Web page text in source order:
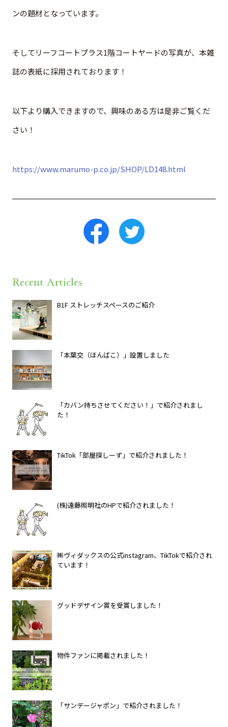
ンの題材となっています。
そしてリーフコートプラス1階コートヤードの写真が、本雑
誌の表紙に採用されております！
以下より購入できますので、興味のある方は是非ご覧くだ
さい！
https://www.marumo-p.co.jp/SHOP/LD148.html
Recent Articles
B1F ストレッチスペースのご紹介
「本葉交（ほんばこ）」設置しました
「カバン持ちさせてください！」で紹介されまし
た！
TikTok「部屋探しーず」で紹介されました！
(株)遠藤照明社のHPで紹介されました！
㈱ヴィダックスの公式instagram、TikTokで紹介され
ています！
グッドデザイン賞を受賞しました！
物件ファンに掲載されました！
「サンデージャポン」で紹介されました！